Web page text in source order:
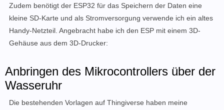
Zudem benötigt der ESP32 für das Speichern der Daten eine
kleine SD-Karte und als Stromversorgung verwende ich ein altes
Handy-Netzteil. Angebracht habe ich den ESP mit einem 3D-
Gehäuse aus dem 3D-Drucker:
Anbringen des Mikrocontrollers über der
Wasseruhr
Die bestehenden Vorlagen auf Thingiverse haben meine